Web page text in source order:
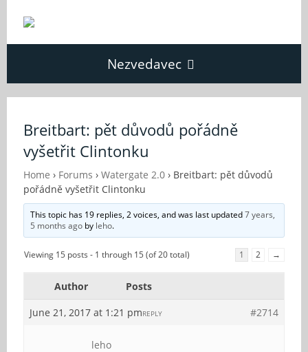
Nezvedavec
Fórum
O Nezvědavci
Kontakt
Breitbart: pět důvodů pořádně
vyšetřit Clintonku
Home › Forums › Watergate 2.0 › Breitbart: pět důvodů
pořádně vyšetřit Clintonku
This topic has 19 replies, 2 voices, and was last updated7 years,
5 months ago by leho.
Viewing 15 posts - 1 through 15 (of 20 total) 1 2 →
Author
Posts
June 21, 2017 at 1:21 pm
#2714
REPLY
leho